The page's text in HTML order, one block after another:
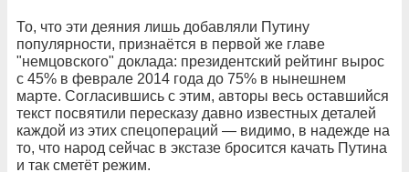
То, что эти деяния лишь добавляли Путину
популярности, признаётся в первой же главе
"немцовского" доклада: президентский рейтинг вырос
с 45% в феврале 2014 года до 75% в нынешнем
марте. Согласившись с этим, авторы весь оставшийся
текст посвятили пересказу давно известных деталей
каждой из этих спецопераций — видимо, в надежде на
то, что народ сейчас в экстазе бросится качать Путина
и так сметёт режим.